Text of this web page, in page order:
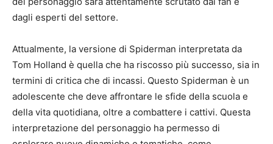
dagli esperti del settore.
Attualmente, la versione di Spiderman interpretata da
Tom Holland è quella che ha riscosso più successo, sia in
termini di critica che di incassi. Questo Spiderman è un
adolescente che deve affrontare le sfide della scuola e
della vita quotidiana, oltre a combattere i cattivi. Questa
interpretazione del personaggio ha permesso di